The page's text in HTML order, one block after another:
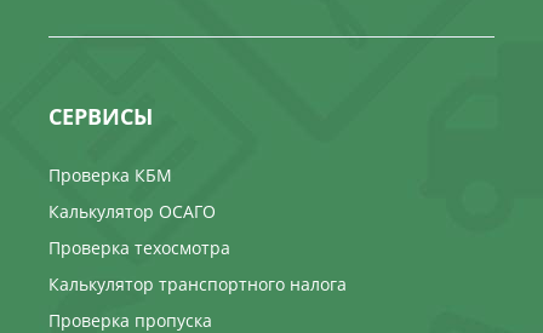
СЕРВИСЫ
Проверка КБМ
Калькулятор ОСАГО
Проверка техосмотра
Калькулятор транспортного налога
Проверка пропуска